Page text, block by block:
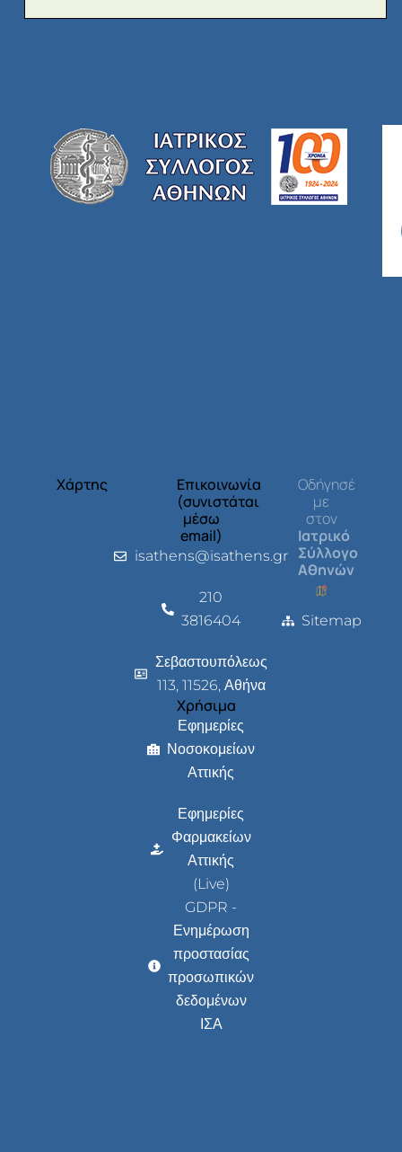
Χάρτης
Επικοινωνία
(συνιστάται
μέσω
email)
isathens@isathens.gr
210
3816404
Σεβαστουπόλεως
113, 11526, Αθήνα
Χρήσιμα
Εφημερίες
Νοσοκομείων
Αττικής
Εφημερίες
Φαρμακείων
Αττικής
(Live)
GDPR -
Ενημέρωση
προστασίας
προσωπικών
δεδομένων
ΙΣΑ
Οδήγησέ
με
στον
Ιατρικό
Σύλλογο
Αθηνών
Sitemap